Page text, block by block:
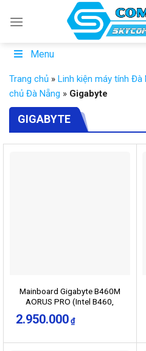
Menu
Trang chủ » Linh kiện máy tính Đà
chủ Đà Nẵng » Gigabyte
GIGABYTE
Mainboard Gigabyte B460M
AORUS PRO (Intel B460,
RAM DDR4)
2.950.000 ₫